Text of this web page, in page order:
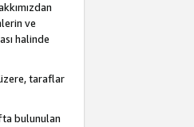
ve
halinde
taraflar
bulunulan